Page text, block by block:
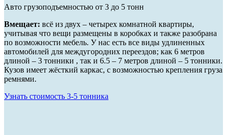
Авто грузоподъемностью от 3 до 5 тонн
Вмещает: всё из двух – четырех комнатной квартиры,
учитывая что вещи размещены в коробках и также разобрана
по возможности мебель. У нас есть все виды удлиненных
автомобилей для междугородних переездов; как 6 метров
длиной – 3 тонники , так и 6.5 – 7 метров длиной – 5 тонники.
Кузов имеет жёсткий каркас, с возможностью крепления груза
ремнями.
Узнать стоимость 3-5 тонника